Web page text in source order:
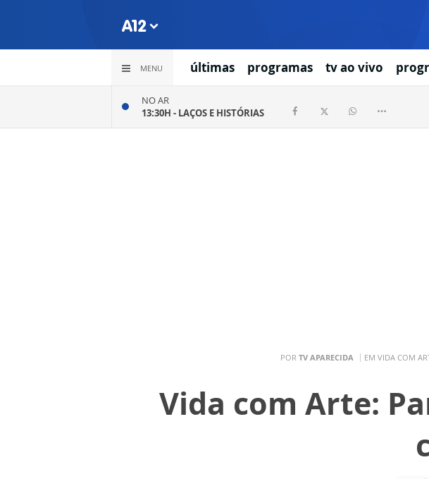
MENU últimas programas tv ao vivo
NO AR
13:30H - LAÇOS E HISTÓRIAS
POR TV APARECIDA EM VIDA COM
Vida com Arte: